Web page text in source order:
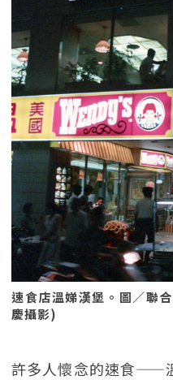
速食店溫娣漢堡。圖／聯
慶攝影)
許多人懷念的速食——